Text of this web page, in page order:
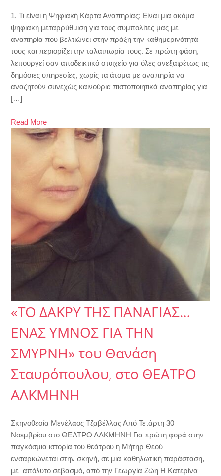
1. Τι είναι η Ψηφιακή Κάρτα Αναπηρίας; Είναι μια ακόμα
ψηφιακή μεταρρύθμιση για τους συμπολίτες μας με
αναπηρία που βελτιώνει στην πράξη την καθημερινότητά
τους και περιορίζει την ταλαιπωρία τους. Σε πρώτη φάση,
λειτουργεί σαν αποδεικτικό στοιχείο για όλες ανεξαιρέτως τις
δημόσιες υπηρεσίες, χωρίς τα άτομα με αναπηρία να
αναζητούν συνεχώς καινούρια πιστοποιητικά αναπηρίας για
[…]
Read More
«ΤΟ ΔΑΚΡΥ ΤΗΣ ΠΑΝΑΓΙΑΣ…
ΕΝΑΣ ΥΜΝΟΣ ΓΙΑ ΤΗΝ
ΣΜΥΡΝΗ» του Θανάση
Σταυρόπουλου, στο ΘΕΑΤΡΟ
ΑΛΚΜΗΝΗ
Σκηνοθεσία Μενέλαος Τζαβέλλας Από Τετάρτη 30
Νοεμβρίου στο ΘΕΑΤΡΟ ΑΛΚΜΗΝΗ Για πρώτη φορά στην
παγκόσμια ιστορία του θεάτρου η Μήτηρ Θεού
ενσαρκώνεται στην σκηνή, σε μια καθηλωτική παράσταση,
με απόλυτο σεβασμό, από την Γεωργία Ζώη Η Κατερίνα